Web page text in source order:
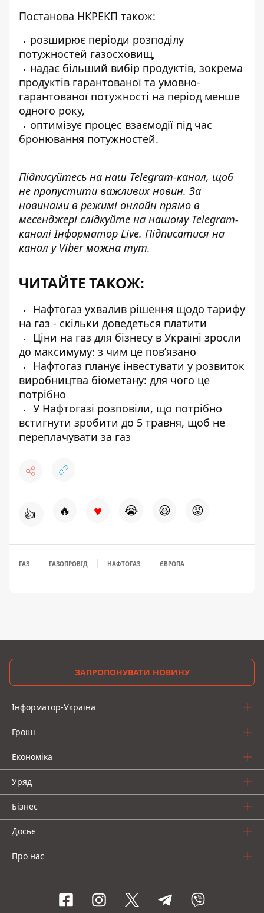
Постанова НКРЕКП також:
розширює періоди розподілу
потужностей газосховищ,
надає більший вибір продуктів, зокрема
продуктів гарантованої та умовно-
гарантованої потужності на період менше
одного року,
оптимізує процес взаємодії під час
бронювання потужностей.
Підписуйтесь на наш Telegram-канал, щоб
не пропустити важливих новин. За
новинами в режимі онлайн прямо в
месенджері слідкуйте на нашому Telegram-
каналіІнформатор Live. Підписатися на
канал у Viber можна тут.
ЧИТАЙТЕ ТАКОЖ:
Нафтогаз ухвалив рішення щодо тарифу
на газ - скільки доведеться платити
Ціни на газ для бізнесу в Україні зросли
до максимуму: з чим це пов’язано
Нафтогаз планує інвестувати у розвиток
виробництва біометану: для чого це
потрібно
У Нафтогазі розповіли, що потрібно
встигнути зробити до 5 травня, щоб не
переплачувати за газ
👍 🔥 ♥ 😭 😆 😡
ГАЗ ГАЗОПРОВІД НАФТОГАЗ ЄВРОПА
ЗАПРОПОНУВАТИ НОВИНУ
Інформатор-Україна
Гроші
Економіка
Уряд
Бізнес
Досьє
Про нас